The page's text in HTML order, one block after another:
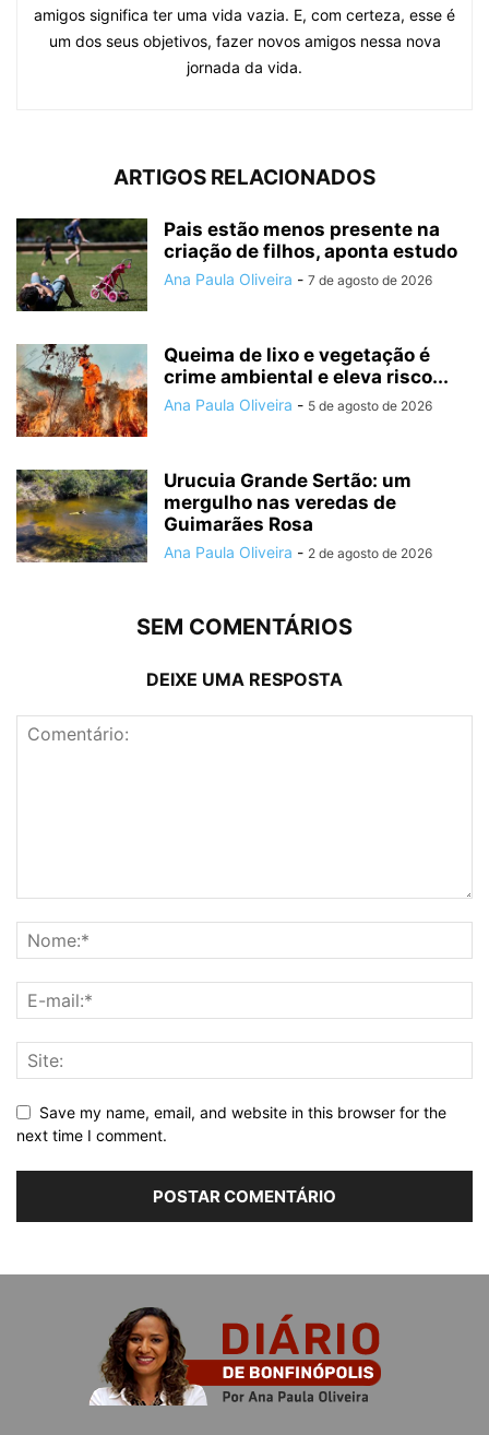
amigos significa ter uma vida vazia. E, com certeza, esse é
um dos seus objetivos, fazer novos amigos nessa nova
jornada da vida.
ARTIGOS RELACIONADOS
Pais estão menos presente na
criação de filhos, aponta estudo
Ana Paula Oliveira - 7 de agosto de 2026
Queima de lixo e vegetação é
crime ambiental e eleva risco...
Ana Paula Oliveira - 5 de agosto de 2026
Urucuia Grande Sertão: um
mergulho nas veredas de
Guimarães Rosa
Ana Paula Oliveira - 2 de agosto de 2026
SEM COMENTÁRIOS
DEIXE UMA RESPOSTA
Save my name, email, and website in this browser for the
next time I comment.